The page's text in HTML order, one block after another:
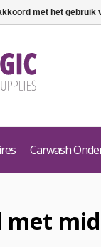
Carwash
met
met het